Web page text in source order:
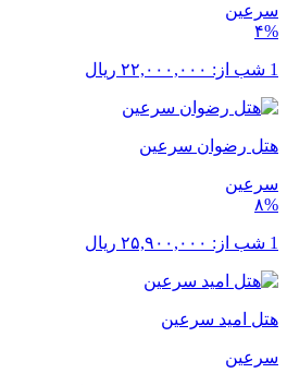
سرعین
۴%
1 شب از: ۲۲,۰۰۰,۰۰۰ ریال
هتل رضوان سرعین
سرعین
۸%
1 شب از: ۲۵,۹۰۰,۰۰۰ ریال
هتل امید سرعین
سرعین